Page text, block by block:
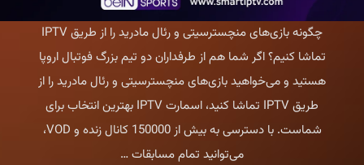
چگونه بازی‌های منچسترسیتی و رئال مادرید را از طریق IPTV
تماشا کنیم؟ اگر شما هم از طرفداران دو تیم بزرگ فوتبال اروپا
هستید و می‌خواهید بازی‌های منچسترسیتی و رئال مادرید را از
طریق IPTV تماشا کنید، اسمارت IPTV بهترین انتخاب برای
شماست. با دسترسی به بیش از 150000 کانال زنده و VOD،
می‌توانید تمام مسابقات…